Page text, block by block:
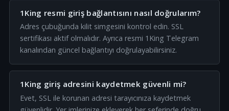
1King resmi giriş bağlantısını nasıl doğrularım?
Adres çubuğunda kilit simgesini kontrol edin. SSL
sertifikası aktif olmalıdır. Ayrıca resmi 1King Telegram
kanalından güncel bağlantıyı doğrulayabilirsiniz.
1King giriş adresini kaydetmek güvenli mi?
Evet, SSL ile korunan adresi tarayıcınıza kaydetmek